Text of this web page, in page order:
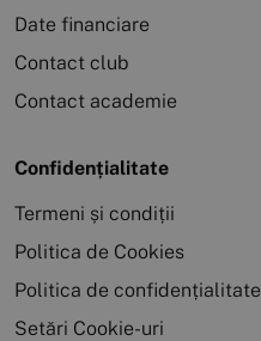
Date financiare
Contact club
Contact academie
Confidențialitate
Termeni și condiții
Politica de Cookies
Politica de confidențialitate
Setări Cookie-uri